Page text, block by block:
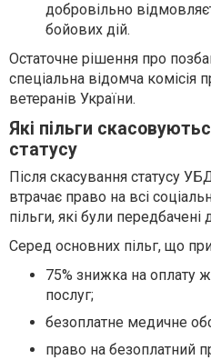
добровільно
бойових дій.
Остаточне рішення про
спеціальна відомча комісія
ветеранів України.
Які пільги
статусу
Після скасування статусу
втрачає право на всі
пільги, які були передбачені
Серед основних пільг, що
75% знижка на оплату
послуг;
безоплатне медичне
право на безоплатний